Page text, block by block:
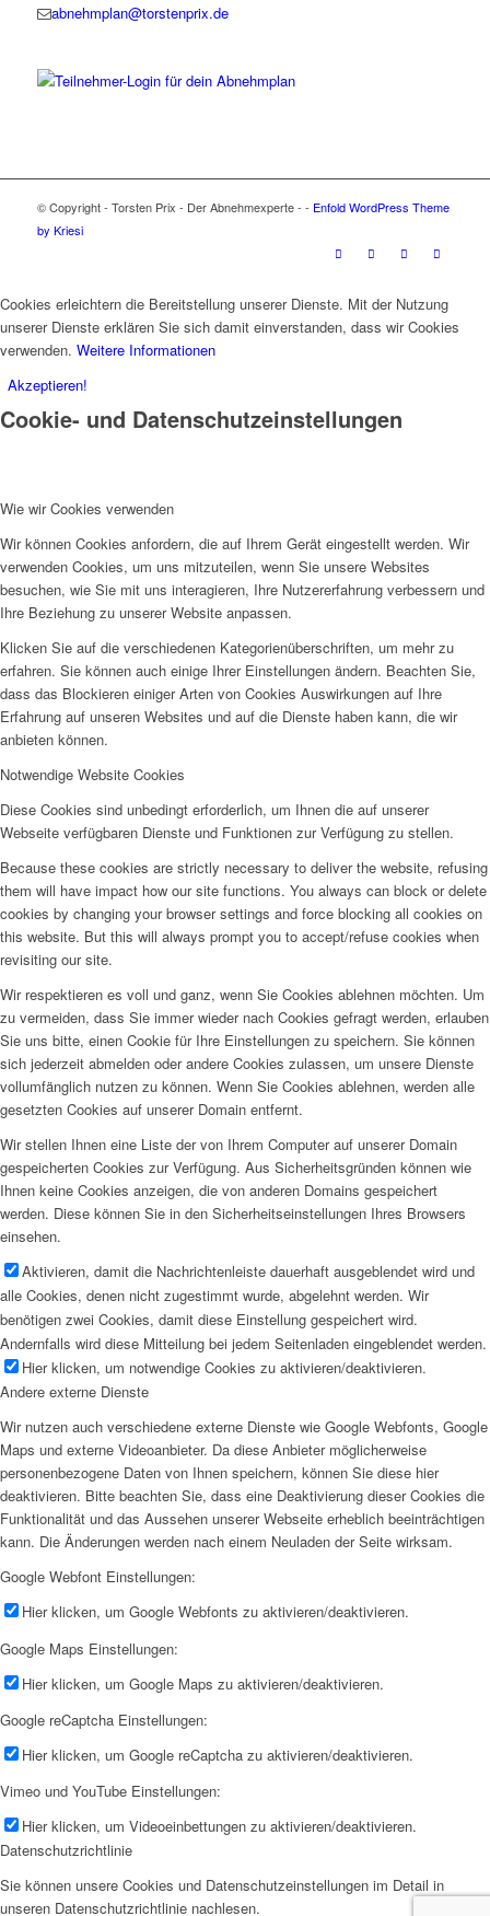
abnehmplan@torstenprix.de
© Copyright - Torsten Prix - Der Abnehmexperte - - Enfold WordPress Theme
by Kriesi
Cookies erleichtern die Bereitstellung unserer Dienste. Mit der Nutzung
unserer Dienste erklären Sie sich damit einverstanden, dass wir Cookies
verwenden. Weitere Informationen
Akzeptieren!
Cookie- und Datenschutzeinstellungen
Wie wir Cookies verwenden
Wir können Cookies anfordern, die auf Ihrem Gerät eingestellt werden. Wir
verwenden Cookies, um uns mitzuteilen, wenn Sie unsere Websites
besuchen, wie Sie mit uns interagieren, Ihre Nutzererfahrung verbessern und
Ihre Beziehung zu unserer Website anpassen.
Klicken Sie auf die verschiedenen Kategorienüberschriften, um mehr zu
erfahren. Sie können auch einige Ihrer Einstellungen ändern. Beachten Sie,
dass das Blockieren einiger Arten von Cookies Auswirkungen auf Ihre
Erfahrung auf unseren Websites und auf die Dienste haben kann, die wir
anbieten können.
Notwendige Website Cookies
Diese Cookies sind unbedingt erforderlich, um Ihnen die auf unserer
Webseite verfügbaren Dienste und Funktionen zur Verfügung zu stellen.
Because these cookies are strictly necessary to deliver the website, refusing
them will have impact how our site functions. You always can block or delete
cookies by changing your browser settings and force blocking all cookies on
this website. But this will always prompt you to accept/refuse cookies when
revisiting our site.
Wir respektieren es voll und ganz, wenn Sie Cookies ablehnen möchten. Um
zu vermeiden, dass Sie immer wieder nach Cookies gefragt werden, erlauben
Sie uns bitte, einen Cookie für Ihre Einstellungen zu speichern. Sie können
sich jederzeit abmelden oder andere Cookies zulassen, um unsere Dienste
vollumfänglich nutzen zu können. Wenn Sie Cookies ablehnen, werden alle
gesetzten Cookies auf unserer Domain entfernt.
Wir stellen Ihnen eine Liste der von Ihrem Computer auf unserer Domain
gespeicherten Cookies zur Verfügung. Aus Sicherheitsgründen können wie
Ihnen keine Cookies anzeigen, die von anderen Domains gespeichert
werden. Diese können Sie in den Sicherheitseinstellungen Ihres Browsers
einsehen.
Aktivieren, damit die Nachrichtenleiste dauerhaft ausgeblendet wird und
alle Cookies, denen nicht zugestimmt wurde, abgelehnt werden. Wir
benötigen zwei Cookies, damit diese Einstellung gespeichert wird.
Andernfalls wird diese Mitteilung bei jedem Seitenladen eingeblendet werden.
Hier klicken, um notwendige Cookies zu aktivieren/deaktivieren.
Andere externe Dienste
Wir nutzen auch verschiedene externe Dienste wie Google Webfonts, Google
Maps und externe Videoanbieter. Da diese Anbieter möglicherweise
personenbezogene Daten von Ihnen speichern, können Sie diese hier
deaktivieren. Bitte beachten Sie, dass eine Deaktivierung dieser Cookies die
Funktionalität und das Aussehen unserer Webseite erheblich beeinträchtigen
kann. Die Änderungen werden nach einem Neuladen der Seite wirksam.
Google Webfont Einstellungen:
Hier klicken, um Google Webfonts zu aktivieren/deaktivieren.
Google Maps Einstellungen:
Hier klicken, um Google Maps zu aktivieren/deaktivieren.
Google reCaptcha Einstellungen:
Hier klicken, um Google reCaptcha zu aktivieren/deaktivieren.
Vimeo und YouTube Einstellungen:
Hier klicken, um Videoeinbettungen zu aktivieren/deaktivieren.
Datenschutzrichtlinie
Sie können unsere Cookies und Datenschutzeinstellungen im Detail in
unseren Datenschutzrichtlinie nachlesen.